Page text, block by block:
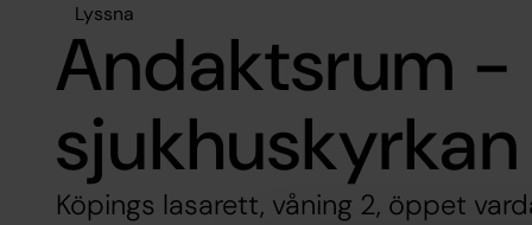
Lyssna
Andaktsrum -
sjukhuskyrkan
Köpings lasarett, våning 2, öppet